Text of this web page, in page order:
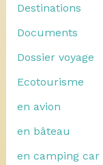
Destinations
Documents
Dossier voyage
Ecotourisme
en avion
en bâteau
en camping car